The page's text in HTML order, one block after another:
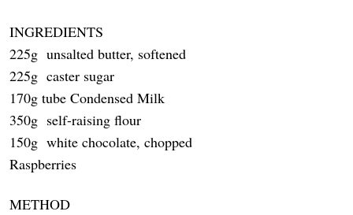
INGREDIENTS
225g unsalted butter, softened
225g caster sugar
170g tube Condensed Milk
350g self-raising flour
150g white chocolate, chopped
Raspberries
METHOD